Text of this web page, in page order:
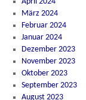
März 2024
Februar 2024
Januar 2024
Dezember 2023
November 2023
Oktober 2023
September 2023
August 2023